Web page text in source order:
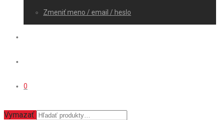
Zmeniť meno / email / heslo
0
Vymazať